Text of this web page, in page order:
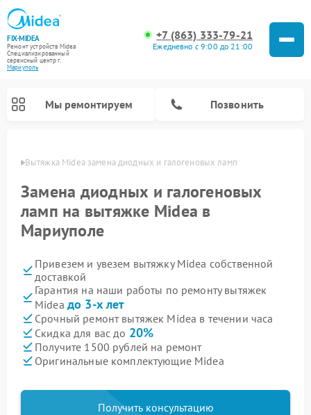
FIX-MIDEA
Ремонт устройств Midea
Специализированный
cервисный центр г.
Мариуполь
+7 (863) 333-79-21
Ежедневно с 9:00 до 21:00
Мы ремонтируем Позвонить
Вытяжка Midea замена диодных и галогеновых ламп
Замена диодных и галогеновых
ламп на вытяжке Midea в
Мариуполе
Привезем и увезем вытяжку Midea собственной
доставкой
Гарантия на наши работы по ремонту вытяжек
Midea до 3-х лет
Срочный ремонт вытяжек Midea в течении часа
Скидка для вас до 20%
Получите 1500 рублей на ремонт
Оригинальные комплектующие Midea
Получить консультацию